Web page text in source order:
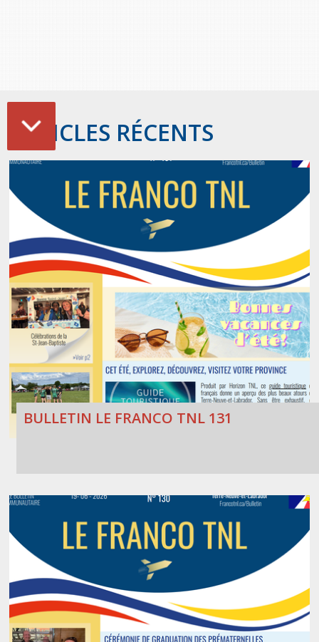
ARTICLES RÉCENTS
BULLETIN LE FRANCO TNL 131